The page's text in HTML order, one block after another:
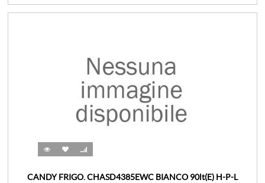
CANDY FRIGO. CHASD4385EWC BIANCO 90lt(E) H-P-L